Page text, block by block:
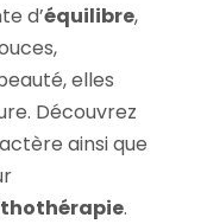
d’équilibre,
elles
Découvrez
ainsi que
.